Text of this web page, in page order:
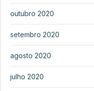
outubro 2020
setembro 2020
agosto 2020
julho 2020